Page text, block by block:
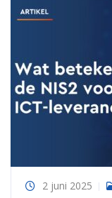
2 juni 2025